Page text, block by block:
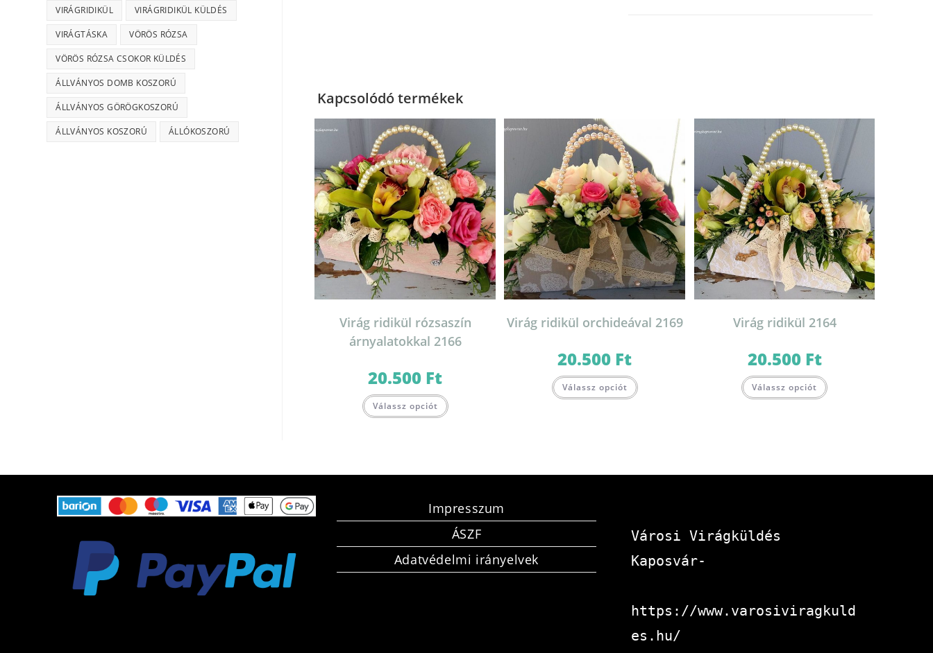
Kapcsolódó termékek
Virág ridikül rózsaszín
árnyalatokkal 2166
20.500 Ft
Válassz opciót
Virág ridikül orchideával 2169
20.500 Ft
Válassz opciót
Virág ridikül 2164
20.500 Ft
Válassz opciót
VIRÁGRIDIKÜL VIRÁGRIDIKÜL KÜLDÉS
VIRÁGTÁSKA VÖRÖS RÓZSA
VÖRÖS RÓZSA CSOKOR KÜLDÉS
ÁLLVÁNYOS DOMB KOSZORÚ
ÁLLVÁNYOS GÖRÖGKOSZORÚ
ÁLLVÁNYOS KOSZORÚ ÁLLÓKOSZORÚ
Impresszum
ÁSZF
Adatvédelmi irányelvek
Városi Virágküldés
Kaposvár-
https://www.varosiviragkuld
es.hu/